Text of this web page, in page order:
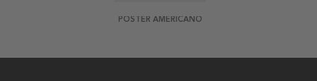
POSTER AMERICANO